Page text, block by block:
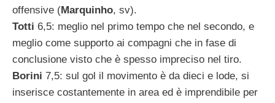
offensive (Marquinho, sv).
Totti 6,5: meglio nel primo tempo che nel secondo, e
meglio come supporto ai compagni che in fase di
conclusione visto che è spesso impreciso nel tiro.
Borini 7,5: sul gol il movimento è da dieci e lode, si
inserisce costantemente in area ed è imprendibile per